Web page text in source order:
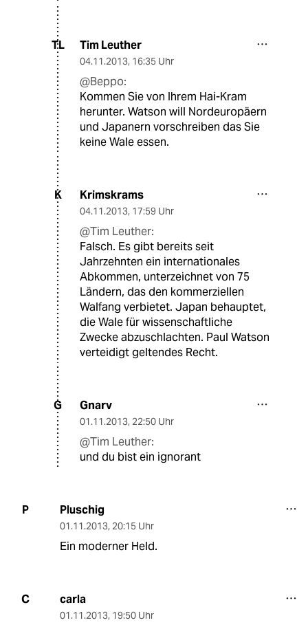
TL Tim Leuther
04.11.2013, 16:35 Uhr
@Beppo:
Kommen Sie von Ihrem Hai-Kram
herunter. Watson will Nordeuropäern
und Japanern vorschreiben das Sie
keine Wale essen.
K Krimskrams
04.11.2013, 17:59 Uhr
@Tim Leuther:
Falsch. Es gibt bereits seit
Jahrzehnten ein internationales
Abkommen, unterzeichnet von 75
Ländern, das den kommerziellen
Walfang verbietet. Japan behauptet,
die Wale für wissenschaftliche
Zwecke abzuschlachten. Paul Watson
verteidigt geltendes Recht.
G Gnarv
01.11.2013, 22:50 Uhr
@Tim Leuther:
und du bist ein ignorant
P Pluschig
01.11.2013, 20:15 Uhr
Ein moderner Held.
C carla
01.11.2013, 19:50 Uhr